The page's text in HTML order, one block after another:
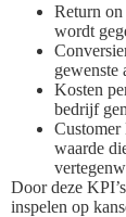
Return
wordt
gewenste
Kosten
bedrijf
waarde
Door deze
inspelen op